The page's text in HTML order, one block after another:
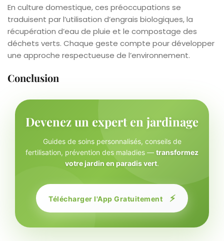
En culture domestique, ces préoccupations se
traduisent par l’utilisation d’engrais biologiques, la
récupération d’eau de pluie et le compostage des
déchets verts. Chaque geste compte pour développer
une approche respectueuse de l’environnement.
Conclusion
Devenez un expert en jardinage
Guides de soins personnalisés, conseils de
fertilisation, prévention des maladies — transformez
votre jardin en paradis vert.
Télécharger l'App Gratuitement ⚡